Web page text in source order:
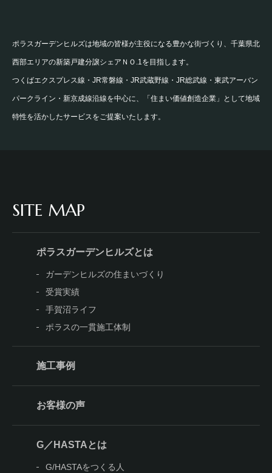
ポラスガーデンヒルズは地域の皆様が主役になる豊かな街づくり、千葉県北
西部エリアの新築戸建分譲シェアＮＯ.1を目指します。
つくばエクスプレス線・JR常磐線・JR武蔵野線・JR総武線・東武アーバン
パークライン・新京成線沿線を中心に、「住まい価値創造企業」として地域
特性を活かしたサービスをご提案いたします。
SITE MAP
ポラスガーデンヒルズとは
ガーデンヒルズの住まいづくり
受賞実績
手賀沼ライフ
ポラスの一貫施工体制
施工事例
お客様の声
G／HASTAとは
G/HASTAをつくる人